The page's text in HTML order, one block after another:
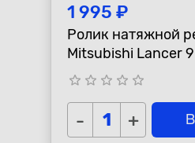
1 995 ₽
Ролик натяжной
Mitsubishi Lancer 9
star_border star_border star_border star_border star_border
- +